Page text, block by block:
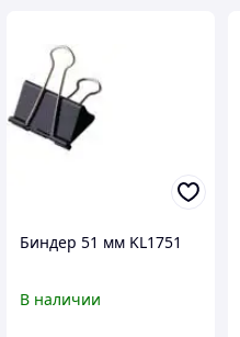
Биндер 51 мм KL1751
В наличии